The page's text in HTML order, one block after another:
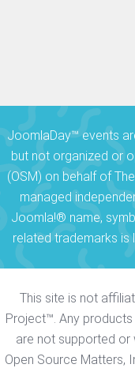
JoomlaDay™ events
but not organized or
(OSM) on behalf of
managed
Joomla!® name,
related trademarks is
This site is not
Project™. Any
are not supported or
Open Source Matters,